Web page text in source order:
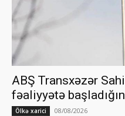
ABŞ Transxəzər
fəaliyyətə
Ölkə xarici 08/08/2026